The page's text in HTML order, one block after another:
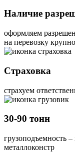
Наличие
оформляем
на перевозку
Страховка
страхуем
30-90 тонн
грузоподъемность
металлоконстр